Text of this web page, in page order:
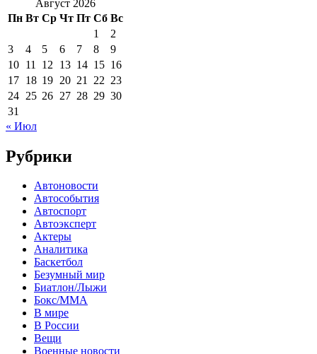
Август 2026
Пн Вт Ср Чт Пт Сб Вс
1
2
3
4 5 6 7 8
9
10 11 12 13 14 15 16
17 18 19 20 21 22 23
24 25 26 27 28 29 30
31
« Июл
Рубрики
Автоновости
Автособытия
Автоспорт
Автоэксперт
Актеры
Аналитика
Баскетбол
Безумный мир
Биатлон/Лыжи
Бокс/MMA
В мире
В России
Вещи
Военные новости